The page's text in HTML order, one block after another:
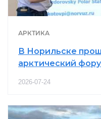
АРКТИКА
В Норильске
арктический
2026-07-24